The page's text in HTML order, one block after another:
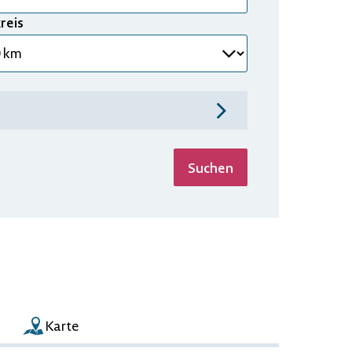
ermitteln
Suchen
Karte